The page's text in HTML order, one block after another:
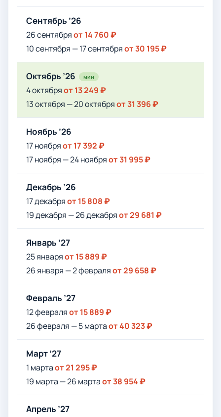
Сентябрь ’26
26 сентябряот 14 760 ₽
10 сентября — 17 сентябряот 30 195 ₽
Октябрь ’26 мин
4 октябряот 13 249 ₽
13 октября — 20 октябряот 31 396 ₽
Ноябрь ’26
17 ноябряот 17 392 ₽
17 ноября — 24 ноябряот 31 995 ₽
Декабрь ’26
17 декабряот 15 808 ₽
19 декабря — 26 декабряот 29 681 ₽
Январь ’27
25 январяот 15 889 ₽
26 января — 2 февраляот 29 658 ₽
Февраль ’27
12 февраляот 15 889 ₽
26 февраля — 5 мартаот 40 323 ₽
Март ’27
1 мартаот 21 295 ₽
19 марта — 26 мартаот 38 954 ₽
Апрель ’27